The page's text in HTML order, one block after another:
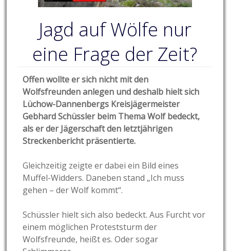
Jagd auf Wölfe nur
eine Frage der Zeit?
Offen wollte er sich nicht mit den
Wolfsfreunden anlegen und deshalb hielt sich
Lüchow-Dannenbergs Kreisjägermeister
Gebhard Schüssler beim Thema Wolf bedeckt,
als er der Jägerschaft den letztjährigen
Streckenbericht präsentierte.
Gleichzeitig zeigte er dabei ein Bild eines
Muffel-Widders. Daneben stand „Ich muss
gehen – der Wolf kommt“.
Schüssler hielt sich also bedeckt. Aus Furcht vor
einem möglichen Proteststurm der
Wolfsfreunde, heißt es. Oder sogar